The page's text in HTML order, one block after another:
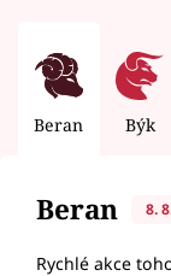
Beran Býk
Beran 8.
Rychlé akce